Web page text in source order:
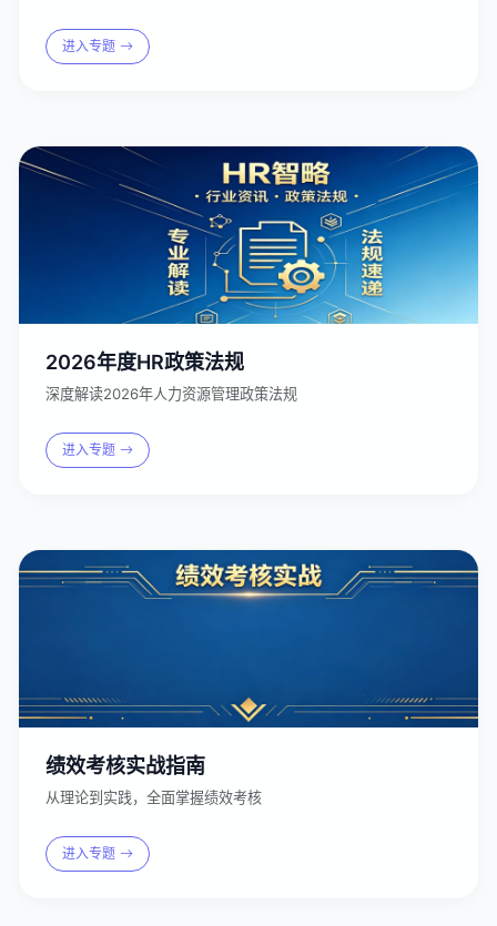
进入专题
2026年度HR政策法规
深度解读2026年人力资源管理政策法规
进入专题
绩效考核实战指南
从理论到实践，全面掌握绩效考核
进入专题